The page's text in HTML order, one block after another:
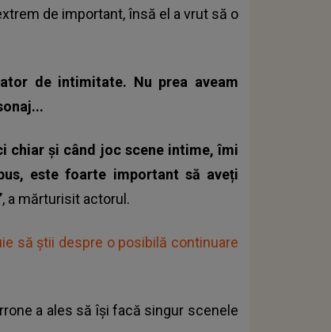
de important, însă el a vrut să o
de intimitate. Nu prea aveam
chiar și când joc scene intime, îmi
este foarte important să aveți
, a mărturisit actorul.
să știi despre o posibilă continuare
a ales să își facă singur scenele